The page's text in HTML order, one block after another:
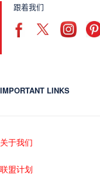
跟着我们
IMPORTANT LINKS
关于我们
联盟计划